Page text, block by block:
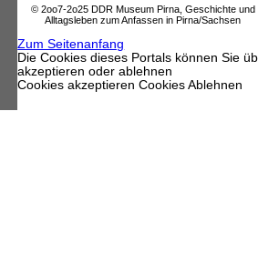
© 2oo7-2o25 DDR Museum Pirna, Geschichte und
Alltagsleben zum Anfassen in Pirna/Sachsen
Zum Seitenanfang
Die Cookies dieses Portals können Sie
akzeptieren oder ablehnen
Cookies akzeptieren Cookies Ablehnen